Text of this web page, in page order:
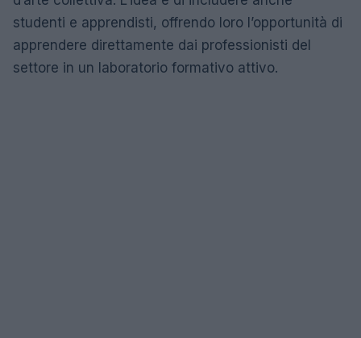
studenti e apprendisti, offrendo loro l’opportunità di
apprendere direttamente dai professionisti del
settore in un laboratorio formativo attivo.